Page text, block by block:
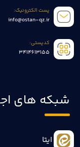
پست الکترونیک:
info@ostan-qz.ir
کدپستی:
3414613155
شبکه های
ایتا